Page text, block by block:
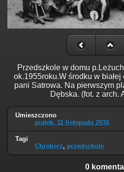
Przedszkole w domu
ok.1955roku.W środku w
pani Satrowa. Na pierwszym
Dębska. (fot. z arch.
Umieszczono
piątek, 11 listopada 2016
Tagi
Chroberz, przedszkole
0